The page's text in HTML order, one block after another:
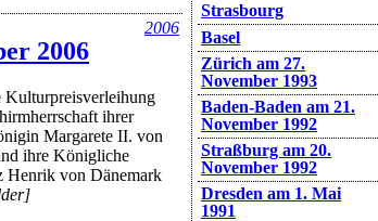
2006
2006
Kulturpreisverleihung
ihrer
Margarete II. von
ihre Königliche
Henrik von Dänemark
Strasbourg
Basel
Zürich am 27.
November 1993
Baden-Baden am 21.
November 1992
Straßburg am 20.
November 1992
Dresden am 1. Mai
1991